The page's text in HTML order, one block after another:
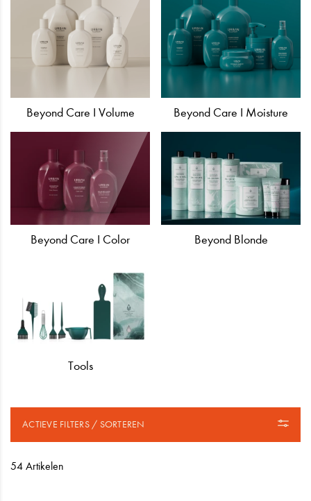
Beyond Care I Volume Beyond Care I Moisture
Beyond Care I Color Beyond Blonde
Tools
ACTIEVE FILTERS / SORTEREN
54 Artikelen